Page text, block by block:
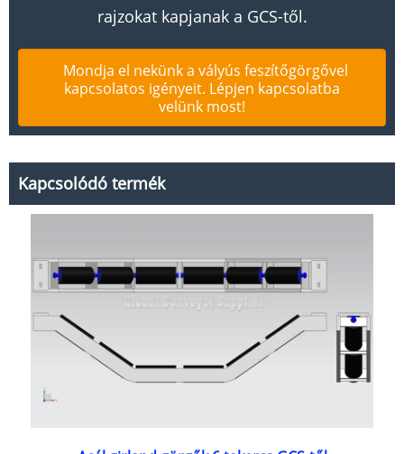
rajzokat kapjanak a GCS-től.
Mondja el nekünk a vályús feszítőgörgővel
kapcsolatos igényeit. Lépjen kapcsolatba
velünk most!
Kapcsolódó termék